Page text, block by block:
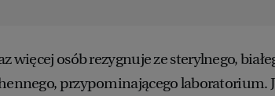
więcej osób rezygnuje ze sterylnego,
przypominającego laboratorium.